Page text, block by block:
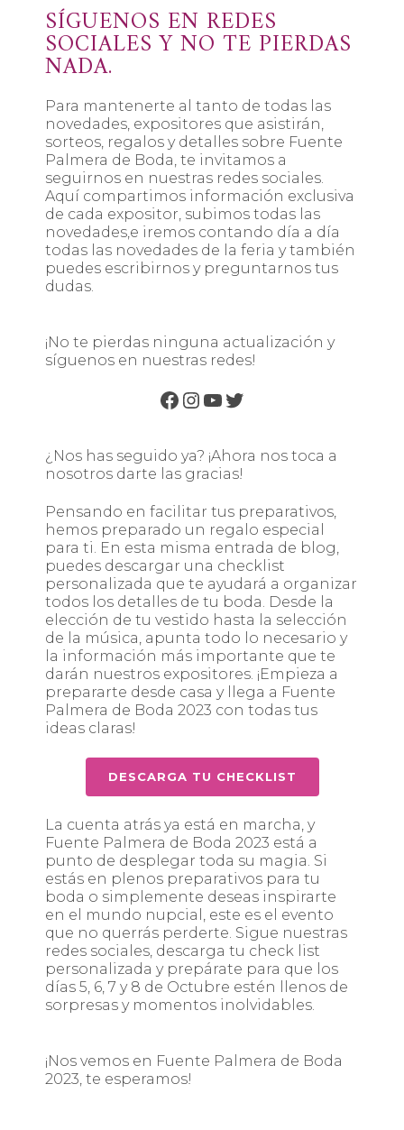
SÍGUENOS EN REDES
SOCIALES Y NO TE PIERDAS
NADA.
Para mantenerte al tanto de todas las
novedades, expositores que asistirán,
sorteos, regalos y detalles sobre Fuente
Palmera de Boda, te invitamos a
seguirnos en nuestras redes sociales.
Aquí compartimos información exclusiva
de cada expositor, subimos todas las
novedades,e iremos contando día a día
todas las novedades de la feria y también
puedes escribirnos y preguntarnos tus
dudas.
¡No te pierdas ninguna actualización y
síguenos en nuestras redes!
Facebook
Instagram
YouTube
Twitter
¿Nos has seguido ya? ¡Ahora nos toca a
nosotros darte las gracias!
Pensando en facilitar tus preparativos,
hemos preparado un regalo especial
para ti. En esta misma entrada de blog,
puedes descargar una checklist
personalizada que te ayudará a organizar
todos los detalles de tu boda. Desde la
elección de tu vestido hasta la selección
de la música, apunta todo lo necesario y
la información más importante que te
darán nuestros expositores. ¡Empieza a
prepararte desde casa y llega a Fuente
Palmera de Boda 2023 con todas tus
ideas claras!
DESCARGA TU CHECKLIST
La cuenta atrás ya está en marcha, y
Fuente Palmera de Boda 2023 está a
punto de desplegar toda su magia. Si
estás en plenos preparativos para tu
boda o simplemente deseas inspirarte
en el mundo nupcial, este es el evento
que no querrás perderte. Sigue nuestras
redes sociales, descarga tu check list
personalizada y prepárate para que los
días 5, 6, 7 y 8 de Octubre estén llenos de
sorpresas y momentos inolvidables.
¡Nos vemos en Fuente Palmera de Boda
2023, te esperamos!